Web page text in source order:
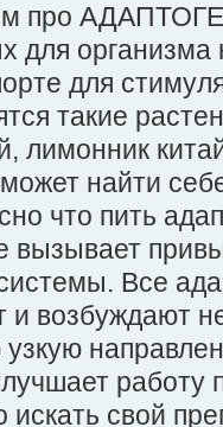
про
для
для
такие
лимонник
найти
что пить
вызывает
Все
и возбуждают
работу
свой